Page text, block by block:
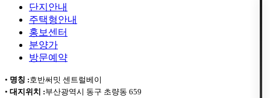
단지안내
주택형안내
홍보센터
분양가
방문예약
• 명칭 :호반써밋 센트럴베이
• 대지위치 :부산광역시 동구 초량동 659